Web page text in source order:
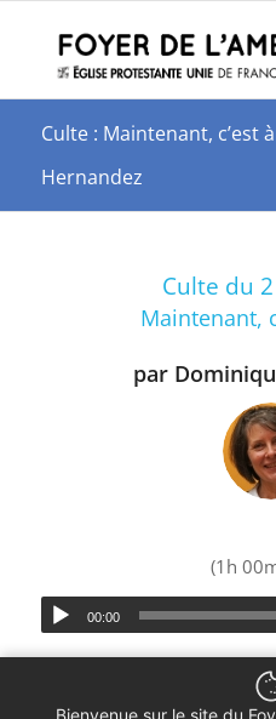
Culte : Maintenant, c’est
Hernandez
Culte du
Maintenant,
par
(1h
00:00
Bienvenue sur le site du